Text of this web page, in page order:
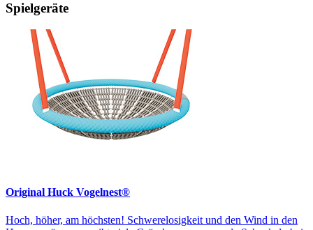
Spielgeräte
Original Huck Vogelnest®
Hoch, höher, am höchsten! Schwerelosigkeit und den Wind in den